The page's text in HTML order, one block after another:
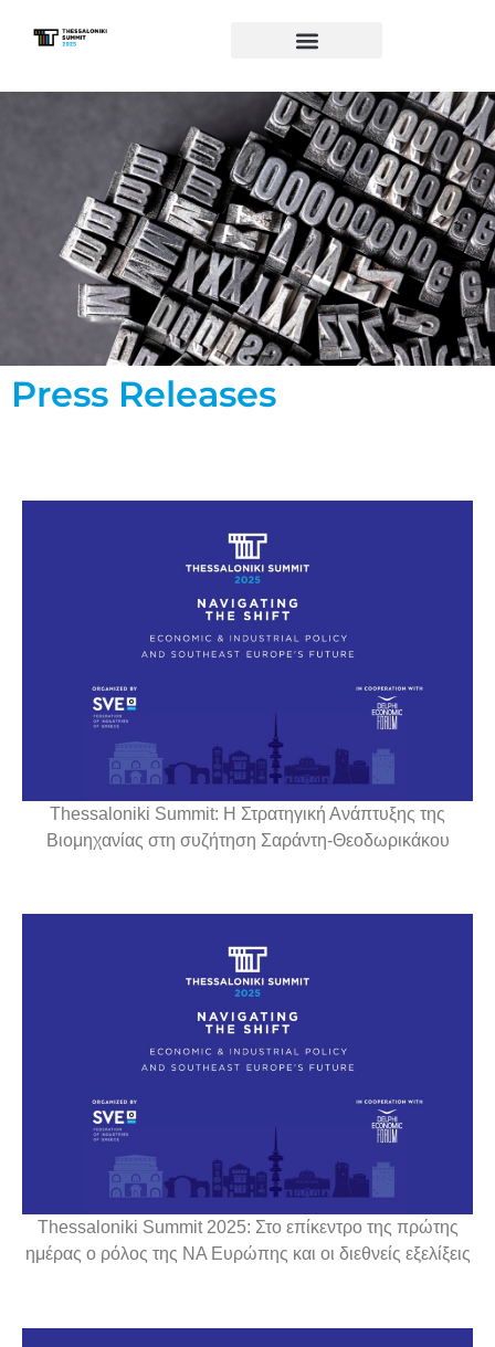
Press Releases
Thessaloniki Summit: Η Στρατηγική Ανάπτυξης της
Βιομηχανίας στη συζήτηση Σαράντη-Θεοδωρικάκου
Thessaloniki Summit 2025: Στο επίκεντρο της πρώτης
ημέρας ο ρόλος της ΝΑ Ευρώπης και οι διεθνείς εξελίξεις